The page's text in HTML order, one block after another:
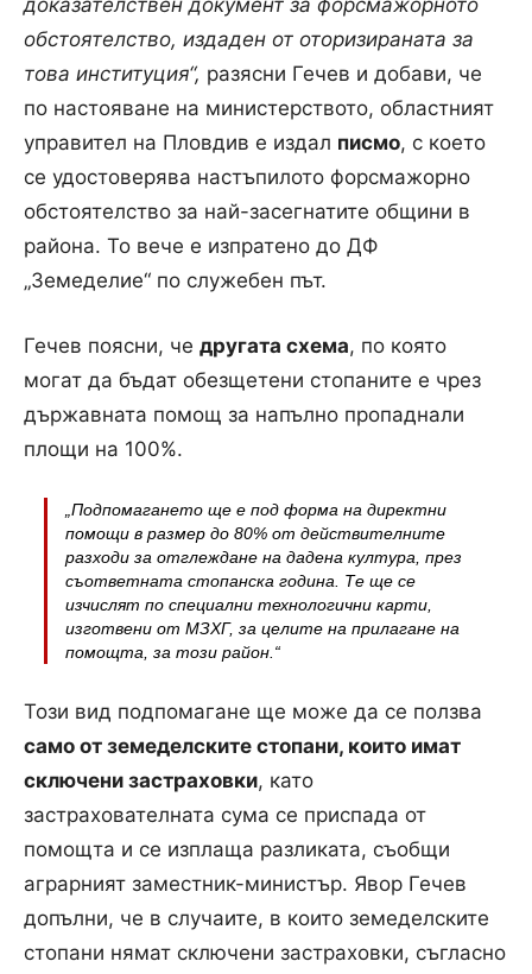
доказателствен документ за форсмажорното
обстоятелство, издаден от оторизираната за
това институция“, разясни Гечев и добави, че
по настояване на министерството, областният
управител на Пловдив е издал писмо, с което
се удостоверява настъпилото форсмажорно
обстоятелство за най-засегнатите общини в
района. То вече е изпратено до ДФ
„Земеделие“ по служебен път.
Гечев поясни, че другата схема, по която
могат да бъдат обезщетени стопаните е чрез
държавната помощ за напълно пропаднали
площи на 100%.
„Подпомагането ще е под форма на директни
помощи в размер до 80% от действителните
разходи за отглеждане на дадена култура, през
съответната стопанска година. Те ще се
изчислят по специални технологични карти,
изготвени от МЗХГ, за целите на прилагане на
помощта, за този район.“
Този вид подпомагане ще може да се ползва
само от земеделските стопани, които имат
сключени застраховки, като
застрахователната сума се приспада от
помощта и се изплаща разликата, съобщи
аграрният заместник-министър. Явор Гечев
допълни, че в случаите, в които земеделските
стопани нямат сключени застраховки, съгласно